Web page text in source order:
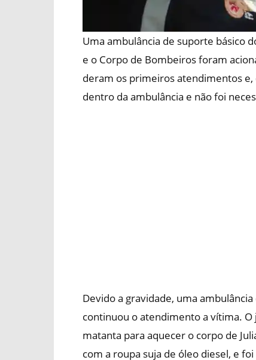
Uma ambulância de suporte básico
e o Corpo de Bombeiros foram
deram os primeiros atendimentos e,
dentro da ambulância e não foi
Devido a gravidade, uma
continuou o atendimento a vítima.
matanta para aquecer o corpo de
com a roupa suja de óleo diesel, e